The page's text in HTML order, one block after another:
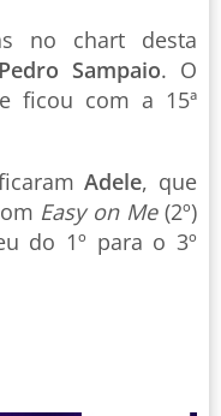
no chart desta
Pedro Sampaio. O
ficou com a 15ª
Adele, que
Easy on Me(2º)
do 1º para o 3º